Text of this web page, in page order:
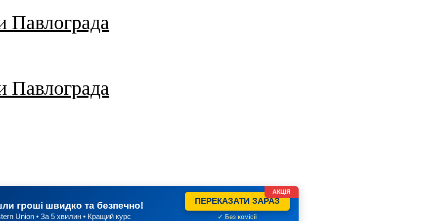
Павлограда
Павлограда
гроші швидко та безпечно!
Union • За 5 хвилин • Кращий курс
ПЕРЕКАЗАТИ ЗАРАЗ
✓ Без комісії
АКЦІЯ